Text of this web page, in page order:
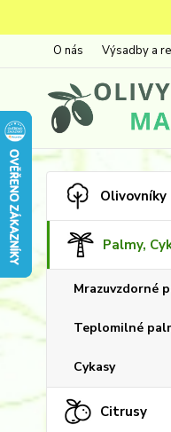
O nás Výsadby a
Olivovníky
Palmy,
Mrazuvzdorné
Teplomilné
Cykasy
Citrusy